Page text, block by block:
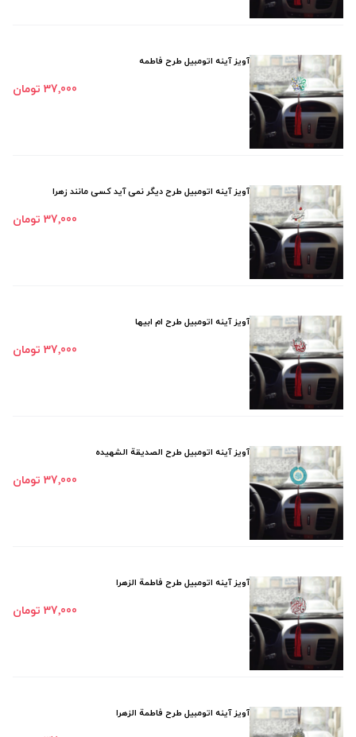
آویز آینه اتومبیل طرح فاطمه
37٬000 تومان
آویز آینه اتومبیل طرح دیگر نمی آید کسی مانند زهرا
37٬000 تومان
آویز آینه اتومبیل طرح ام ابیها
37٬000 تومان
آویز آینه اتومبیل طرح الصدیقة الشهیده
37٬000 تومان
آویز آینه اتومبیل طرح فاطمة الزهرا
37٬000 تومان
آویز آینه اتومبیل طرح فاطمة الزهرا